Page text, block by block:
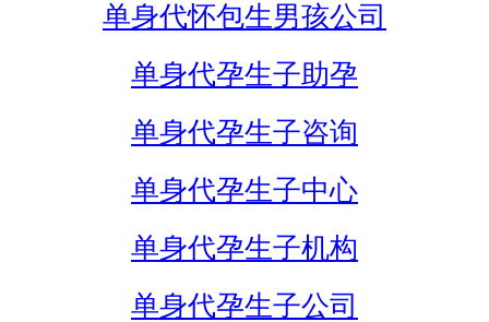
单身代怀包生男孩公司
单身代孕生子助孕
单身代孕生子咨询
单身代孕生子中心
单身代孕生子机构
单身代孕生子公司